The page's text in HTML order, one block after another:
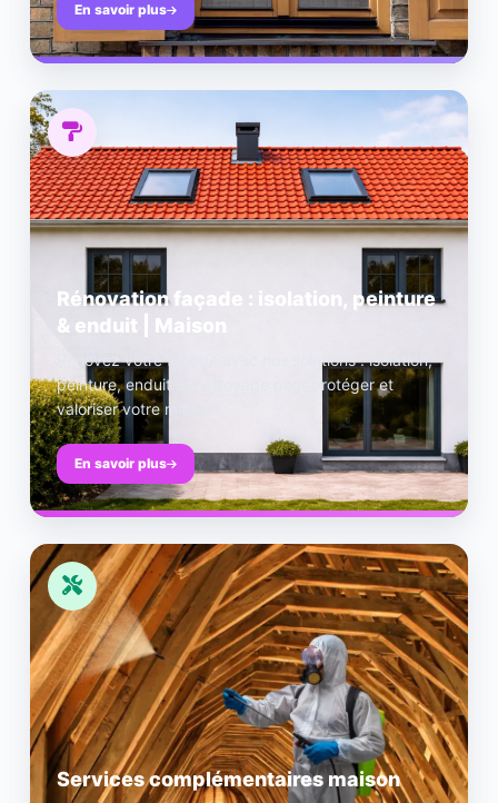
En savoir plus
Rénovation façade : isolation, peinture
& enduit | Maison
Rénovez votre façade avec nos solutions : isolation,
peinture, enduit et nettoyage pour protéger et
valoriser votre maison.
En savoir plus
Services complémentaires maison